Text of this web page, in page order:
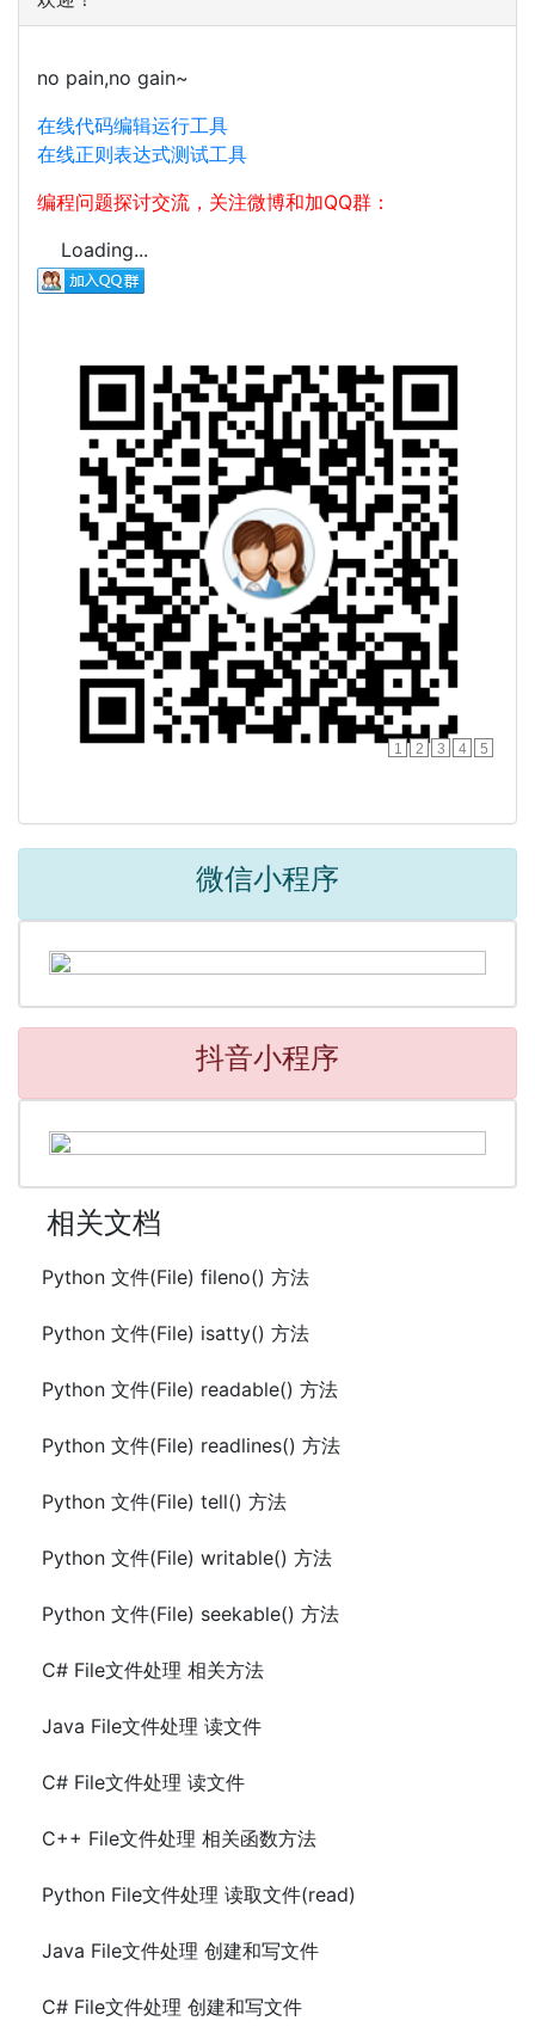
no pain,no gain~
在线代码编辑运行工具
在线正则表达式测试工具
编程问题探讨交流，关注微博和加QQ群：
Loading...
1 2 3 4 5
微信小程序
抖音小程序
相关文档
Python 文件(File) fileno() 方法
Python 文件(File) isatty() 方法
Python 文件(File) readable() 方法
Python 文件(File) readlines() 方法
Python 文件(File) tell() 方法
Python 文件(File) writable() 方法
Python 文件(File) seekable() 方法
C# File文件处理 相关方法
Java File文件处理 读文件
C# File文件处理 读文件
C++ File文件处理 相关函数方法
Python File文件处理 读取文件(read)
Java File文件处理 创建和写文件
C# File文件处理 创建和写文件